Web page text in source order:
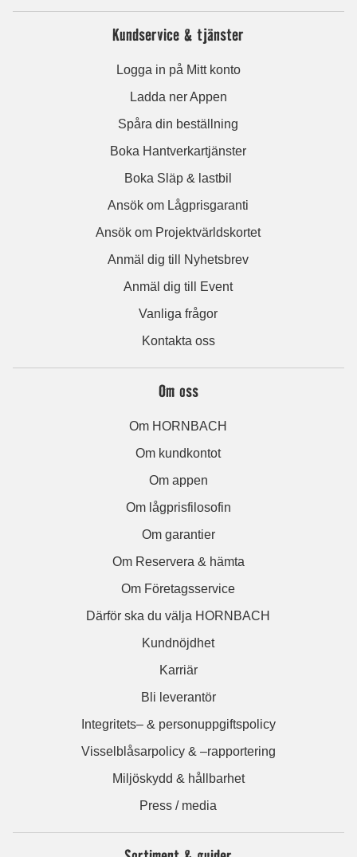
Kundservice & tjänster
Logga in på Mitt konto
Ladda ner Appen
Spåra din beställning
Boka Hantverkartjänster
Boka Släp & lastbil
Ansök om Lågprisgaranti
Ansök om Projektvärldskortet
Anmäl dig till Nyhetsbrev
Anmäl dig till Event
Vanliga frågor
Kontakta oss
Om oss
Om HORNBACH
Om kundkontot
Om appen
Om lågprisfilosofin
Om garantier
Om Reservera & hämta
Om Företagsservice
Därför ska du välja HORNBACH
Kundnöjdhet
Karriär
Bli leverantör
Integritets– & personuppgiftspolicy
Visselblåsarpolicy & –rapportering
Miljöskydd & hållbarhet
Press / media